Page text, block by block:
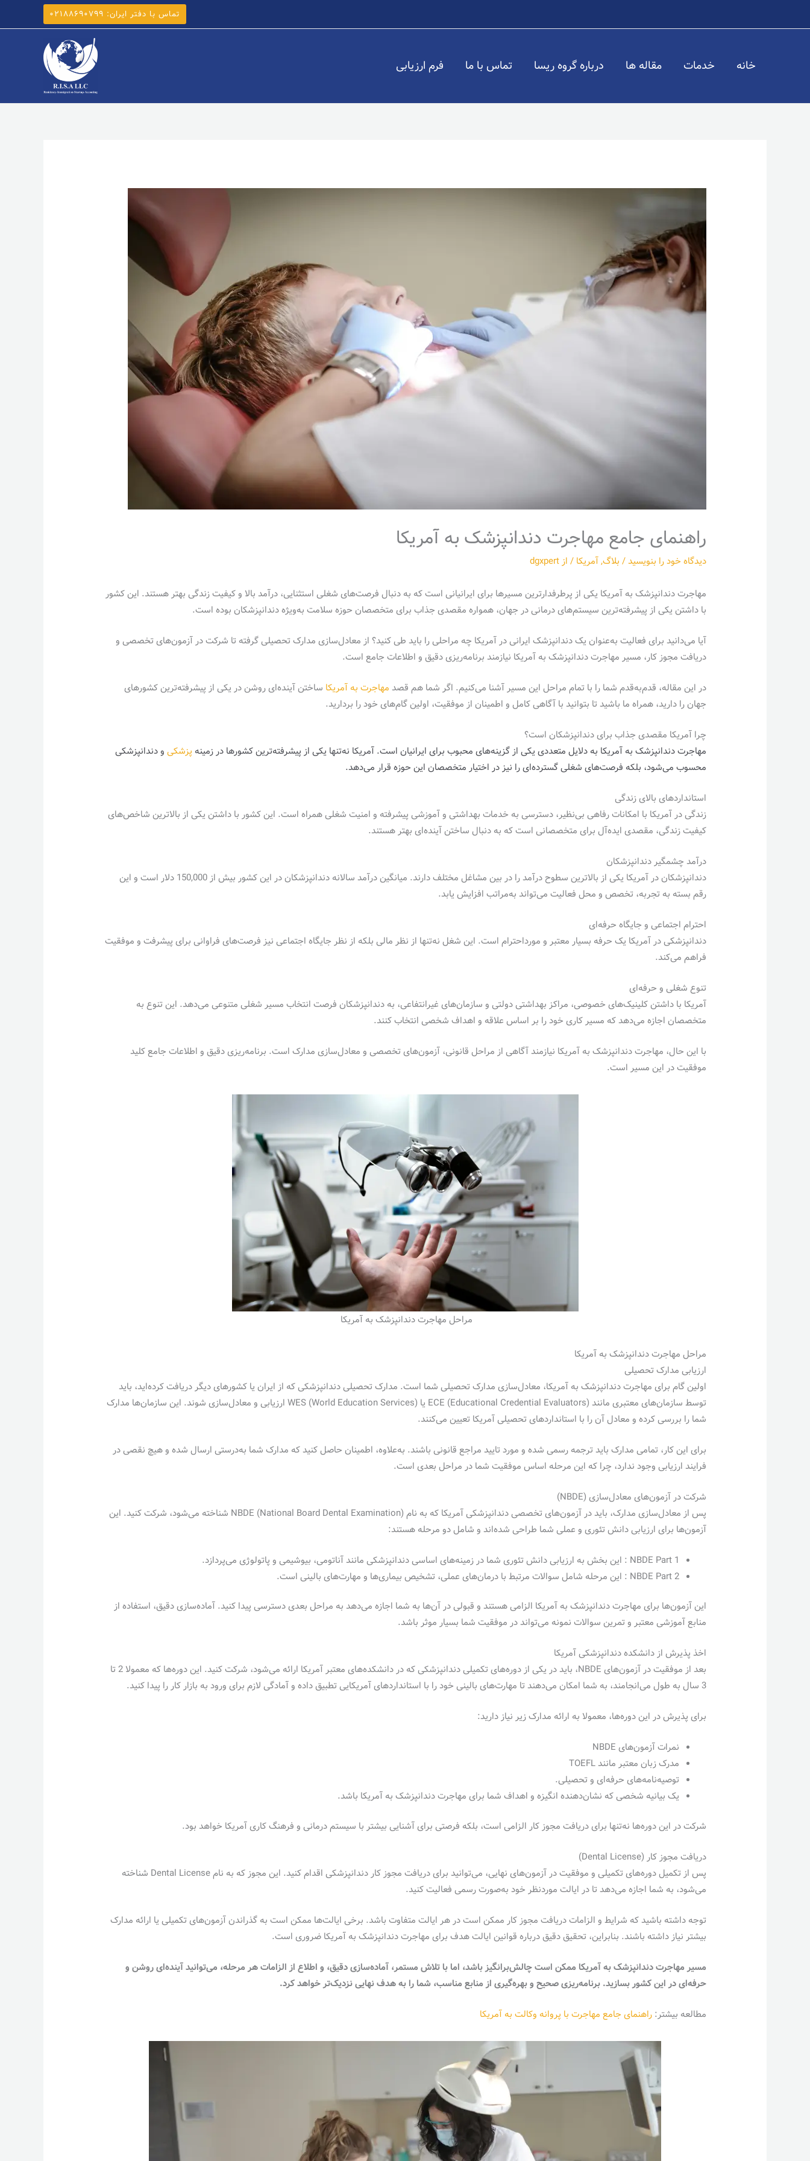
تماس با دفتر ایران: ۰۲۱۸۸۶۹۰۷۹۹
خانه خدمات مقاله ها درباره گروه ریسا تماس با ما فرم ارزیابی
راهنمای جامع مهاجرت دندانپزشک به آمریکا
دیدگاه‌ خود را بنویسید/ بلاگ,آمریکا / از dgxpert
مهاجرت دندانپزشک به آمریکا یکی از پرطرفدارترین مسیرها برای ایرانیانی است که به دنبال فرصت‌های شغلی استثنایی، درآمد بالا و کیفیت زندگی بهتر هستند. این کشور
با داشتن یکی از پیشرفته‌ترین سیستم‌های درمانی در جهان، همواره مقصدی جذاب برای متخصصان حوزه سلامت به‌ویژه دندانپزشکان بوده است.
آیا می‌دانید برای فعالیت به‌عنوان یک دندانپزشک ایرانی در آمریکا چه مراحلی را باید طی کنید؟ از معادل‌سازی مدارک تحصیلی گرفته تا شرکت در آزمون‌های تخصصی و
دریافت مجوز کار، مسیر مهاجرت دندانپزشک به آمریکا نیازمند برنامه‌ریزی دقیق و اطلاعات جامع است.
در این مقاله، قدم‌به‌قدم شما را با تمام مراحل این مسیر آشنا می‌کنیم. اگر شما هم قصد مهاجرت به آمریکا ساختن آینده‌ای روشن در یکی از پیشرفته‌ترین کشورهای
جهان را دارید، همراه ما باشید تا بتوانید با آگاهی کامل و اطمینان از موفقیت، اولین گام‌های خود را بردارید.
چرا آمریکا مقصدی جذاب برای دندانپزشکان است؟
مهاجرت دندانپزشک به آمریکا به دلایل متعددی یکی از گزینه‌های محبوب برای ایرانیان است. آمریکا نه‌تنها یکی از پیشرفته‌ترین کشورها در زمینه پزشکی و دندانپزشکی
محسوب می‌شود، بلکه فرصت‌های شغلی گسترده‌ای را نیز در اختیار متخصصان این حوزه قرار می‌دهد.
استانداردهای بالای زندگی
زندگی در آمریکا با امکانات رفاهی بی‌نظیر، دسترسی به خدمات بهداشتی و آموزشی پیشرفته و امنیت شغلی همراه است. این کشور با داشتن یکی از بالاترین شاخص‌های
کیفیت زندگی، مقصدی ایده‌آل برای متخصصانی است که به دنبال ساختن آینده‌ای بهتر هستند.
درآمد چشمگیر دندانپزشکان
دندانپزشکان در آمریکا یکی از بالاترین سطوح درآمد را در بین مشاغل مختلف دارند. میانگین درآمد سالانه دندانپزشکان در این کشور بیش از 150,000 دلار است و این
رقم بسته به تجربه، تخصص و محل فعالیت می‌تواند به‌مراتب افزایش یابد.
احترام اجتماعی و جایگاه حرفه‌ای
دندانپزشکی در آمریکا یک حرفه بسیار معتبر و مورداحترام است. این شغل نه‌تنها از نظر مالی بلکه از نظر جایگاه اجتماعی نیز فرصت‌های فراوانی برای پیشرفت و موفقیت
فراهم می‌کند.
تنوع شغلی و حرفه‌ای
آمریکا با داشتن کلینیک‌های خصوصی، مراکز بهداشتی دولتی و سازمان‌های غیرانتفاعی، به دندانپزشکان فرصت انتخاب مسیر شغلی متنوعی می‌دهد. این تنوع به
متخصصان اجازه می‌دهد که مسیر کاری خود را بر اساس علاقه و اهداف شخصی انتخاب کنند.
با این حال، مهاجرت دندانپزشک به آمریکا نیازمند آگاهی از مراحل قانونی، آزمون‌های تخصصی و معادل‌سازی مدارک است. برنامه‌ریزی دقیق و اطلاعات جامع کلید
موفقیت در این مسیر است.
مراحل مهاجرت دندانپزشک به آمریکا
مراحل مهاجرت دندانپزشک به آمریکا
ارزیابی مدارک تحصیلی
اولین گام برای مهاجرت دندانپزشک به آمریکا، معادل‌سازی مدارک تحصیلی شما است. مدارک تحصیلی دندانپزشکی که از ایران یا کشورهای دیگر دریافت کرده‌اید، باید
توسط سازمان‌های معتبری مانند ECE (Educational Credential Evaluators) یا WES (World Education Services) ارزیابی و معادل‌سازی شوند. این سازمان‌ها مدارک
شما را بررسی کرده و معادل آن را با استانداردهای تحصیلی آمریکا تعیین می‌کنند.
برای این کار، تمامی مدارک باید ترجمه رسمی شده و مورد تایید مراجع قانونی باشند. به‌علاوه، اطمینان حاصل کنید که مدارک شما به‌درستی ارسال شده و هیچ نقصی در
فرایند ارزیابی وجود ندارد، چرا که این مرحله اساس موفقیت شما در مراحل بعدی است.
شرکت در آزمون‌های معادل‌سازی (NBDE)
پس از معادل‌سازی مدارک، باید در آزمون‌های تخصصی دندانپزشکی آمریکا که به نام NBDE (National Board Dental Examination) شناخته می‌شود، شرکت کنید. این
آزمون‌ها برای ارزیابی دانش تئوری و عملی شما طراحی شده‌اند و شامل دو مرحله هستند:
NBDE Part 1 : این بخش به ارزیابی دانش تئوری شما در زمینه‌های اساسی دندانپزشکی مانند آناتومی، بیوشیمی و پاتولوژی می‌پردازد.
NBDE Part 2 : این مرحله شامل سوالات مرتبط با درمان‌های عملی، تشخیص بیماری‌ها و مهارت‌های بالینی است.
این آزمون‌ها برای مهاجرت دندانپزشک به آمریکا الزامی هستند و قبولی در آن‌ها به شما اجازه می‌دهد به مراحل بعدی دسترسی پیدا کنید. آماده‌سازی دقیق، استفاده از
منابع آموزشی معتبر و تمرین سوالات نمونه می‌تواند در موفقیت شما بسیار موثر باشد.
اخذ پذیرش از دانشکده دندانپزشکی آمریکا
بعد از موفقیت در آزمون‌های NBDE، باید در یکی از دوره‌های تکمیلی دندانپزشکی که در دانشکده‌های معتبر آمریکا ارائه می‌شود، شرکت کنید. این دوره‌ها که معمولا 2 تا
3 سال به طول می‌انجامند، به شما امکان می‌دهند تا مهارت‌های بالینی خود را با استانداردهای آمریکایی تطبیق داده و آمادگی لازم برای ورود به بازار کار را پیدا کنید.
برای پذیرش در این دوره‌ها، معمولا به ارائه مدارک زیر نیاز دارید:
نمرات آزمون‌های NBDE
مدرک زبان معتبر مانند TOEFL
توصیه‌نامه‌های حرفه‌ای و تحصیلی.
یک بیانیه شخصی که نشان‌دهنده انگیزه و اهداف شما برای مهاجرت دندانپزشک به آمریکا باشد.
شرکت در این دوره‌ها نه‌تنها برای دریافت مجوز کار الزامی است، بلکه فرصتی برای آشنایی بیشتر با سیستم درمانی و فرهنگ کاری آمریکا خواهد بود.
دریافت مجوز کار (Dental License)
پس از تکمیل دوره‌های تکمیلی و موفقیت در آزمون‌های نهایی، می‌توانید برای دریافت مجوز کار دندانپزشکی اقدام کنید. این مجوز که به نام Dental License شناخته
می‌شود، به شما اجازه می‌دهد تا در ایالت موردنظر خود به‌صورت رسمی فعالیت کنید.
توجه داشته باشید که شرایط و الزامات دریافت مجوز کار ممکن است در هر ایالت متفاوت باشد. برخی ایالت‌ها ممکن است به گذراندن آزمون‌های تکمیلی یا ارائه مدارک
بیشتر نیاز داشته باشند. بنابراین، تحقیق دقیق درباره قوانین ایالت هدف برای مهاجرت دندانپزشک به آمریکا ضروری است.
مسیر مهاجرت دندانپزشک به آمریکا ممکن است چالش‌برانگیز باشد، اما با تلاش مستمر، آماده‌سازی دقیق، و اطلاع از الزامات هر مرحله، می‌توانید آینده‌ای روشن و
حرفه‌ای در این کشور بسازید. برنامه‌ریزی صحیح و بهره‌گیری از منابع مناسب، شما را به هدف نهایی نزدیک‌تر خواهد کرد.
مطالعه بیشتر:راهنمای جامع مهاجرت با پروانه وکالت به آمریکا